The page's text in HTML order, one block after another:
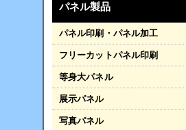
パネル製品
パネル印刷・パネル加工
フリーカットパネル印刷
等身大パネル
展示パネル
写真パネル